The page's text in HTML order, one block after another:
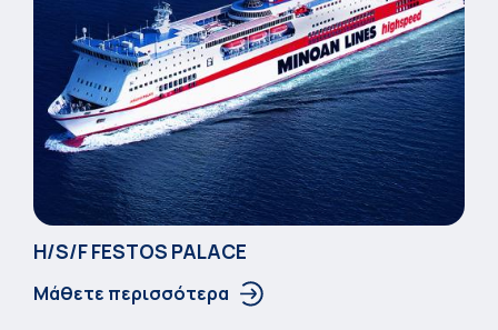
Η/S/F FESTOS PALACΕ
Μάθετε περισσότερα